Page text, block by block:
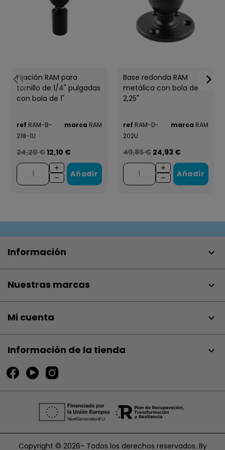
Fijación RAM para
tornillo de 1/4" pulgadas
con bola de 1"
ref RAM-B-
218-1U
marca RAM
24,20 €12,10 €
Añadir
Base redonda RAM
metálica con bola de
2,25"
ref RAM-D-
202U
marca RAM
49,85 € 24,93 €
Añadir
Información 
Nuestras marcas 
Mi cuenta 
Información de la tienda keyboard_arrow_down
Copyright © 2026- Todos los derechos reservados. By